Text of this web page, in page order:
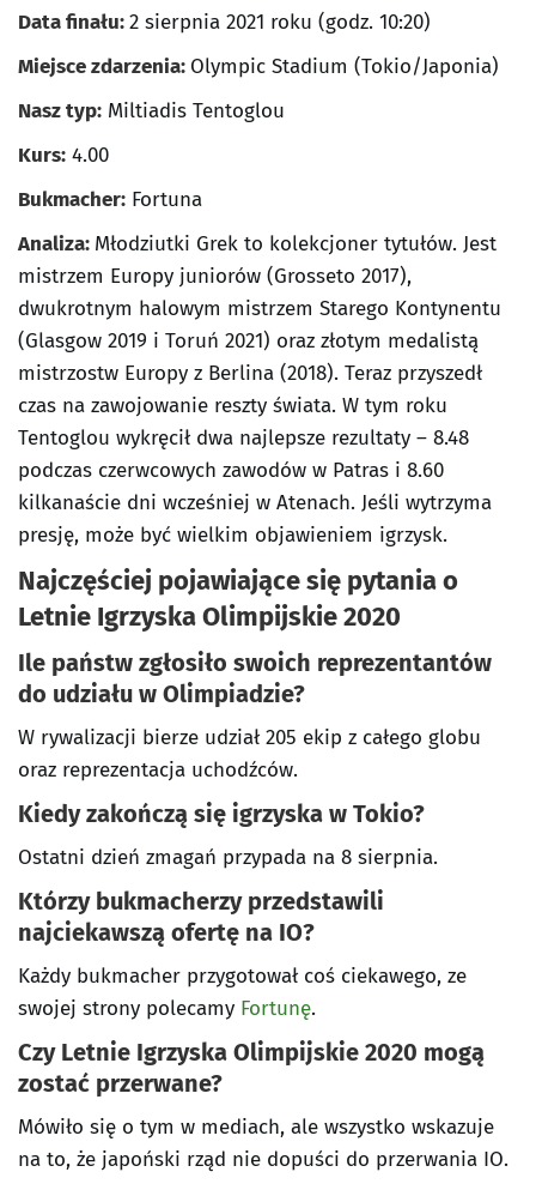
Data finału:2 sierpnia 2021 roku (godz. 10:20)
Miejsce zdarzenia: Olympic Stadium (Tokio/Japonia)
Nasz typ: Miltiadis Tentoglou
Kurs: 4.00
Bukmacher: Fortuna
Analiza: Młodziutki Grek to kolekcjoner tytułów. Jest
mistrzem Europy juniorów (Grosseto 2017),
dwukrotnym halowym mistrzem Starego Kontynentu
(Glasgow 2019 i Toruń 2021) oraz złotym medalistą
mistrzostw Europy z Berlina (2018). Teraz przyszedł
czas na zawojowanie reszty świata. W tym roku
Tentoglou wykręcił dwa najlepsze rezultaty – 8.48
podczas czerwcowych zawodów w Patras i 8.60
kilkanaście dni wcześniej w Atenach. Jeśli wytrzyma
presję, może być wielkim objawieniem igrzysk.
Najczęściej pojawiające się pytania o
Letnie Igrzyska Olimpijskie 2020
Ile państw zgłosiło swoich reprezentantów
do udziału w Olimpiadzie?
W rywalizacji bierze udział 205 ekip z całego globu
oraz reprezentacja uchodźców.
Kiedy zakończą się igrzyska w Tokio?
Ostatni dzień zmagań przypada na 8 sierpnia.
Którzy bukmacherzy przedstawili
najciekawszą ofertę na IO?
Każdy bukmacher przygotował coś ciekawego, ze
swojej strony polecamy Fortunę.
Czy Letnie Igrzyska Olimpijskie 2020 mogą
zostać przerwane?
Mówiło się o tym w mediach, ale wszystko wskazuje
na to, że japoński rząd nie dopuści do przerwania IO.